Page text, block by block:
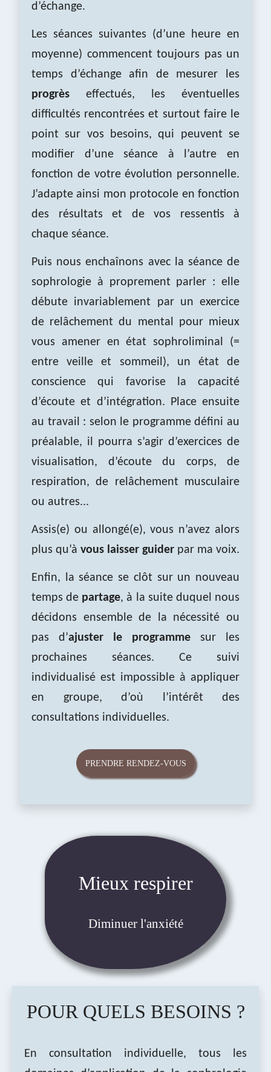
d’échange.
Les séances suivantes (d’une heure en
moyenne) commencent toujours pas un
temps d’échange afin de mesurer les
progrès effectués, les éventuelles
difficultés rencontrées et surtout faire le
point sur vos besoins, qui peuvent se
modifier d’une séance à l’autre en
fonction de votre évolution personnelle.
J’adapte ainsi mon protocole en fonction
des résultats et de vos ressentis à
chaque séance.
Puis nous enchaînons avec la séance de
sophrologie à proprement parler : elle
débute invariablement par un exercice
de relâchement du mental pour mieux
vous amener en état sophroliminal (=
entre veille et sommeil), un état de
conscience qui favorise la capacité
d’écoute et d’intégration. Place ensuite
au travail : selon le programme défini au
préalable, il pourra s’agir d’exercices de
visualisation, d’écoute du corps, de
respiration, de relâchement musculaire
ou autres...
Assis(e) ou allongé(e), vous n’avez alors
plus qu’à vous laisser guider par ma voix.
Enfin, la séance se clôt sur un nouveau
temps de partage, à la suite duquel nous
décidons ensemble de la nécessité ou
pas d’ajuster le programme sur les
prochaines séances. Ce suivi
individualisé est impossible à appliquer
en groupe, d’où l’intérêt des
consultations individuelles.
PRENDRE RENDEZ-VOUS
Mieux respirer
Diminuer l'anxiété
POUR QUELS BESOINS ?
En consultation individuelle, tous les